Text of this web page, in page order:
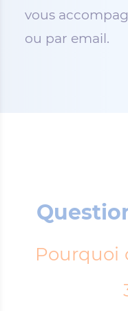
vous
ou par email.
Pourquoi